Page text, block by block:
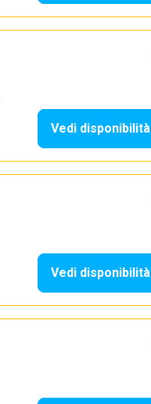
Vedi disponibilità
Vedi disponibilità